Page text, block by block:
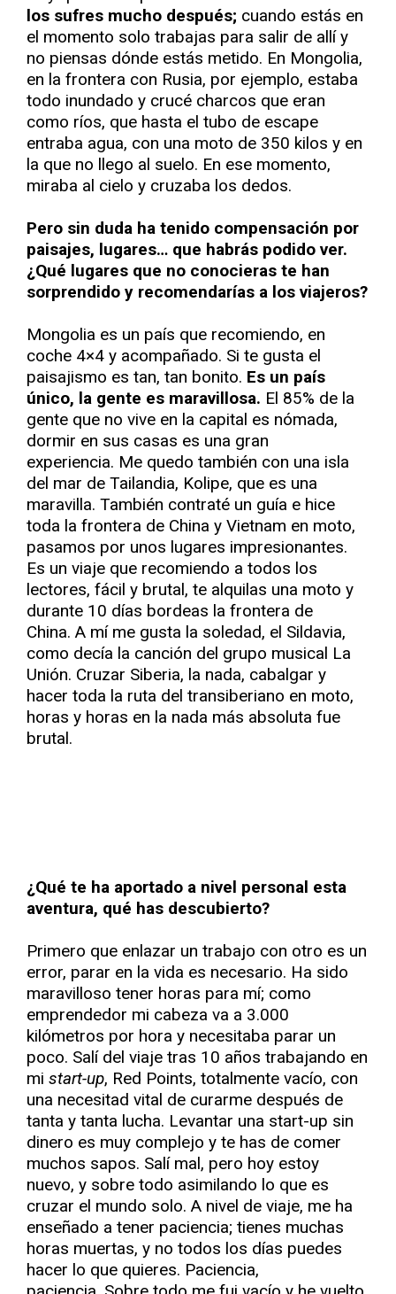
los sufres mucho después; cuando estás en
el momento solo trabajas para salir de allí y
no piensas dónde estás metido. En Mongolia,
en la frontera con Rusia, por ejemplo, estaba
todo inundado y crucé charcos que eran
como ríos, que hasta el tubo de escape
entraba agua, con una moto de 350 kilos y en
la que no llego al suelo. En ese momento,
miraba al cielo y cruzaba los dedos.
Pero sin duda ha tenido compensación por
paisajes, lugares… que habrás podido ver.
¿Qué lugares que no conocieras te han
sorprendido y recomendarías a los viajeros?
Mongolia es un país que recomiendo, en
coche 4×4 y acompañado. Si te gusta el
paisajismo es tan, tan bonito. Es un país
único, la gente es maravillosa. El 85% de la
gente que no vive en la capital es nómada,
dormir en sus casas es una gran
experiencia. Me quedo también con una isla
del mar de Tailandia, Kolipe, que es una
maravilla. También contraté un guía e hice
toda la frontera de China y Vietnam en moto,
pasamos por unos lugares impresionantes.
Es un viaje que recomiendo a todos los
lectores, fácil y brutal, te alquilas una moto y
durante 10 días bordeas la frontera de
China. A mí me gusta la soledad, el Sildavia,
como decía la canción del grupo musical La
Unión. Cruzar Siberia, la nada, cabalgar y
hacer toda la ruta del transiberiano en moto,
horas y horas en la nada más absoluta fue
brutal.
¿Qué te ha aportado a nivel personal esta
aventura, qué has descubierto?
Primero que enlazar un trabajo con otro es un
error, parar en la vida es necesario. Ha sido
maravilloso tener horas para mí; como
emprendedor mi cabeza va a 3.000
kilómetros por hora y necesitaba parar un
poco. Salí del viaje tras 10 años trabajando en
mi start-up, Red Points, totalmente vacío, con
una necesitad vital de curarme después de
tanta y tanta lucha. Levantar una start-up sin
dinero es muy complejo y te has de comer
muchos sapos. Salí mal, pero hoy estoy
nuevo, y sobre todo asimilando lo que es
cruzar el mundo solo. A nivel de viaje, me ha
enseñado a tener paciencia; tienes muchas
horas muertas, y no todos los días puedes
hacer lo que quieres. Paciencia,